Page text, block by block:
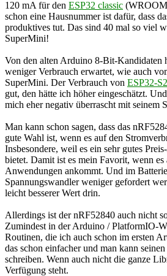
120 mA für den ESP32 classic
schon eine Hausnummer ist dafür, dass
produktives tut. Das sind 40 mal so viel
SuperMini!
Von den alten Arduino 8-Bit-Kandidaten
weniger Verbrauch erwartet, wie auch
SuperMini. Der Verbrauch von ESP32-S2
gut, den hätte ich höher eingeschätzt.
mich eher negativ überrascht mit seinem
Man kann schon sagen, dass das
gute Wahl ist, wenn es auf den
Insbesondere, weil es ein sehr gutes
bietet. Damit ist es mein Favorit, wenn es
Anwendungen ankommt. Und im
Spannungswandler weniger gefordert
leicht besserer Wert drin.
Allerdings ist der nRF52840 auch nicht
Zumindest in der Arduino / PlatformIO-
Routinen, die ich auch schon im ersten
das schon einfacher und man kann
schreiben. Wenn auch nicht die ganze
Verfügung steht.